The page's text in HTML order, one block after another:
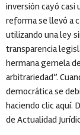
inversión cayó casi
reforma se llevó a
utilizando una ley
transparencia
hermana gemela
arbitrariedad”.
democrática se
haciendo clic aquí.
de Actualidad